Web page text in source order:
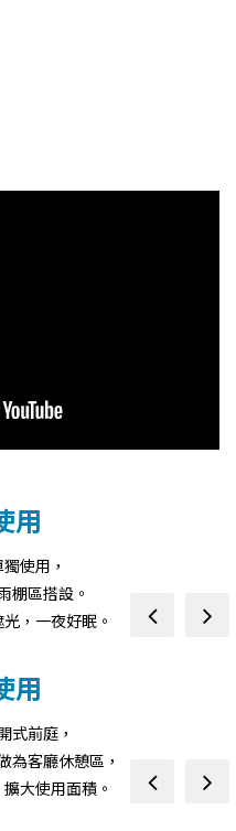
prev next
用
使用，
棚區搭設。
，一夜好眠。
prev next
用
式前庭，
為客廳休憩區，
大使用面積。
prev next